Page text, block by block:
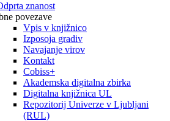
znanost
povezave
Vpis v knjižnico
Izposoja gradiv
Navajanje virov
Kontakt
Cobiss+
Akademska digitalna zbirka
Digitalna knjižnica UL
Repozitorij Univerze v Ljubljani
(RUL)